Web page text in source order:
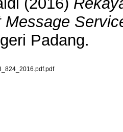
Message
Padang.